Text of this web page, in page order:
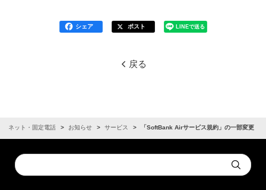
シェア ポスト LINEで送る
戻る
ーネット・固定電話 お知らせ サービス 「SoftBank Airサービス規約」の一部変更
Conduct
a
Submit